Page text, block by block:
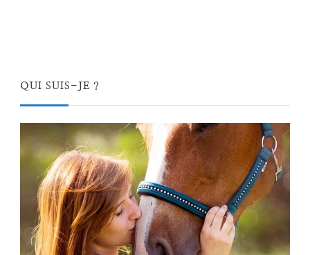
QUI SUIS-JE ?